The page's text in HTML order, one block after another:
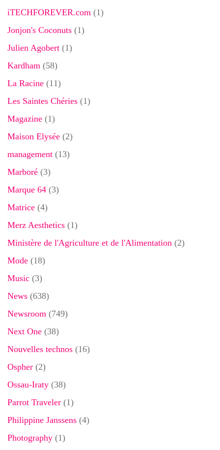
iTECHFOREVER.com (1)
Jonjon's Coconuts (1)
Julien Agobert (1)
Kardham (58)
La Racine (11)
Les Saintes Chéries (1)
Magazine (1)
Maison Elysée (2)
management (13)
Marboré (3)
Marque 64 (3)
Matrice (4)
Merz Aesthetics (1)
Ministère de l'Agriculture et de l'Alimentation (2)
Mode (18)
Music (3)
News (638)
Newsroom (749)
Next One (38)
Nouvelles technos (16)
Ospher (2)
Ossau-Iraty (38)
Parrot Traveler (1)
Philippine Janssens (4)
Photography (1)